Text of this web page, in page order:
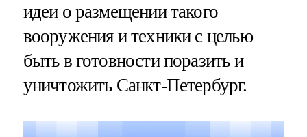
идеи о размещении такого
вооружения и техники с целью
быть в готовности поразить и
уничтожить Санкт-Петербург.